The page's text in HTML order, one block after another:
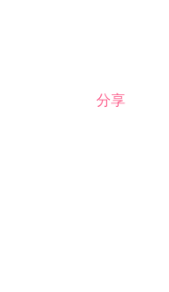
分享